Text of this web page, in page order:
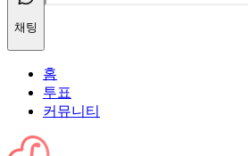
채팅
홈
투표
커뮤니티